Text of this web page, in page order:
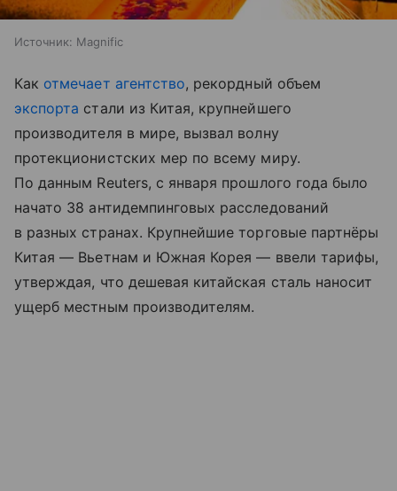
Источник: Magnific
Как отмечает агентство, рекордный объем
экспорта стали из Китая, крупнейшего
производителя в мире, вызвал волну
протекционистских мер по всему миру.
По данным Reuters, с января прошлого года было
начато 38 антидемпинговых расследований
в разных странах. Крупнейшие торговые партнёры
Китая — Вьетнам и Южная Корея — ввели тарифы,
утверждая, что дешевая китайская сталь наносит
ущерб местным производителям.